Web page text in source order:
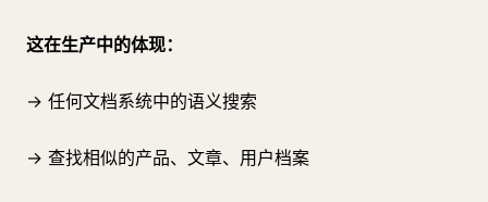
这在生产中的体现：
→ 任何文档系统中的语义搜索
→ 查找相似的产品、文章、用户档案